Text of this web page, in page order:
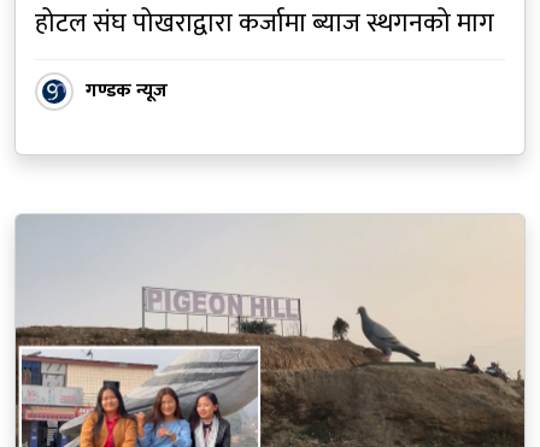
होटल संघ पोखराद्वारा कर्जामा ब्याज स्थगनको माग
गण्डक न्यूज